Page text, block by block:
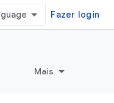
Fazer login
Mais